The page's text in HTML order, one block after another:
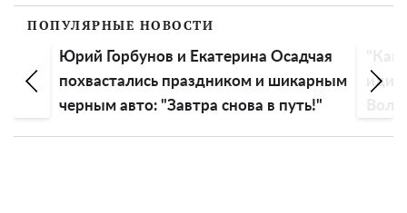
ПОПУЛЯРНЫЕ НОВОСТИ
Юрий Горбунов и Екатерина Осадчая
похвастались праздником и шикарным
черным авто: "Завтра снова в путь!"